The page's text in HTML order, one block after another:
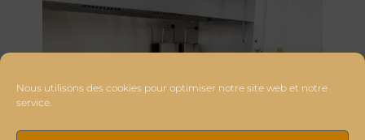
Nous utilisons des cookies pour optimiser notre site web et notre
service.